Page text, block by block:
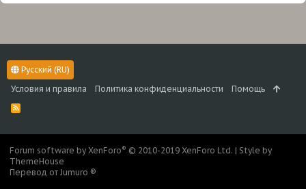
Русский (RU)
Условия и правила
Политика конфиденциальности Помощь
R
S
Forum software by XenForo® © 2010-2019 XenForo Ltd. | Style by
ThemeHouse
Перевод от Jumuro ®